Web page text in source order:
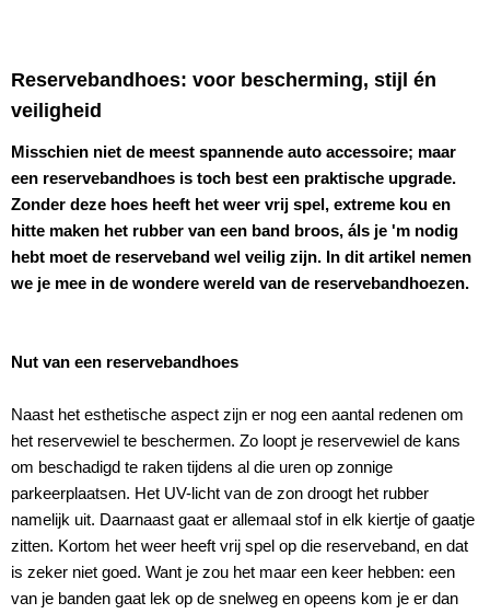
Reservebandhoes: voor bescherming, stijl én
veiligheid
Misschien niet de meest spannende auto accessoire; maar
een reservebandhoes is toch best een praktische upgrade.
Zonder deze hoes heeft het weer vrij spel, extreme kou en
hitte maken het rubber van een band broos, áls je 'm nodig
hebt moet de reserveband wel veilig zijn. In dit artikel nemen
we je mee in de wondere wereld van de reservebandhoezen.
Nut van een reservebandhoes
Naast het esthetische aspect zijn er nog een aantal redenen om
het reservewiel te beschermen. Zo loopt je reservewiel de kans
om beschadigd te raken tijdens al die uren op zonnige
parkeerplaatsen. Het UV-licht van de zon droogt het rubber
namelijk uit. Daarnaast gaat er allemaal stof in elk kiertje of gaatje
zitten. Kortom het weer heeft vrij spel op die reserveband, en dat
is zeker niet goed. Want je zou het maar een keer hebben: een
van je banden gaat lek op de snelweg en opeens kom je er dan